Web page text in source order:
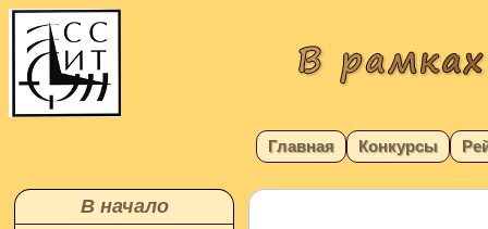
Главная Конкурсы
В начало